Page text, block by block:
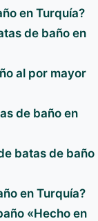
en Turquía?
de baño en
al por mayor
de baño en
batas de baño
en Turquía?
«Hecho en